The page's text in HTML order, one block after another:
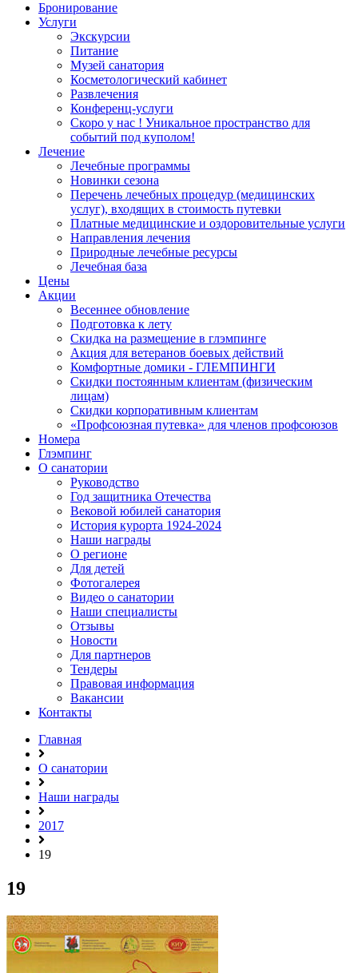
Бронирование
Услуги
Экскурсии
Питание
Музей санатория
Косметологический кабинет
Развлечения
Конференц-услуги
Скоро у нас ! Уникальное пространство для
событий под куполом!
Лечение
Лечебные программы
Новинки сезона
Перечень лечебных процедур (медицинских
услуг), входящих в стоимость путевки
Платные медицинские и оздоровительные услуги
Направления лечения
Природные лечебные ресурсы
Лечебная база
Цены
Акции
Весеннее обновление
Подготовка к лету
Скидка на размещение в глэмпинге
Акция для ветеранов боевых действий
Комфортные домики - ГЛЕМПИНГИ
Скидки постоянным клиентам (физическим
лицам)
Скидки корпоративным клиентам
«Профсоюзная путевка» для членов профсоюзов
Номера
Глэмпинг
О санатории
Руководство
Год защитника Отечества
Вековой юбилей санатория
История курорта 1924-2024
Наши награды
О регионе
Для детей
Фотогалерея
Видео о санатории
Наши специалисты
Отзывы
Новости
Для партнеров
Тендеры
Правовая информация
Вакансии
Контакты
Главная
О санатории
Наши награды
2017
19
19